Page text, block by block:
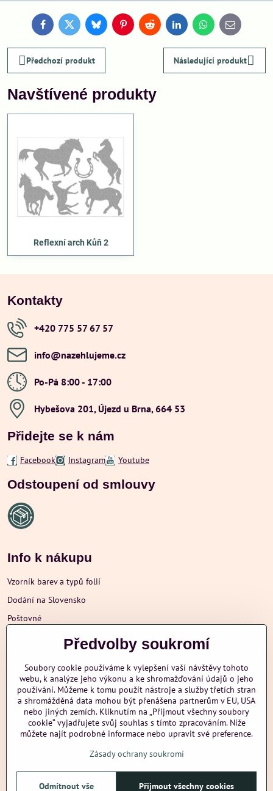
FacebookTwitterBlueskyPinterestReddit LinkedInWhatsApp
E-
mail
Předchozí produkt Následující produkt
Navštívené produkty
Reflexní arch Kůň 2
Kontakty
+420 775 57 67 57
info​@nazehlujeme​.cz
Po-Pá 8:00 - 17:00
Hybešova 201, Újezd u Brna, 664 53
Přidejte se k nám
Facebook Instagram Youtube
Odstoupení od smlouvy
Info k nákupu
Vzorník barev a typů folií
Dodání na Slovensko
Poštovné
Obchodní podmínky
Ochrana osobních údajů
Další informace
nazehlujeme
Předvolby soukromí
Soubory cookie používáme k vylepšení vaší návštěvy tohoto
webu, k analýze jeho výkonu a ke shromažďování údajů o jeho
používání. Můžeme k tomu použít nástroje a služby třetích stran
a shromážděná data mohou být přenášena partnerům v EU, USA
nebo jiných zemích. Kliknutím na „Přijmout všechny soubory
cookie“ vyjadřujete svůj souhlas s tímto zpracováním. Níže
můžete najít podrobné informace nebo upravit své preference.
Zásady ochrany soukromí
Přijmout všechny cookies
Odmítnout vše